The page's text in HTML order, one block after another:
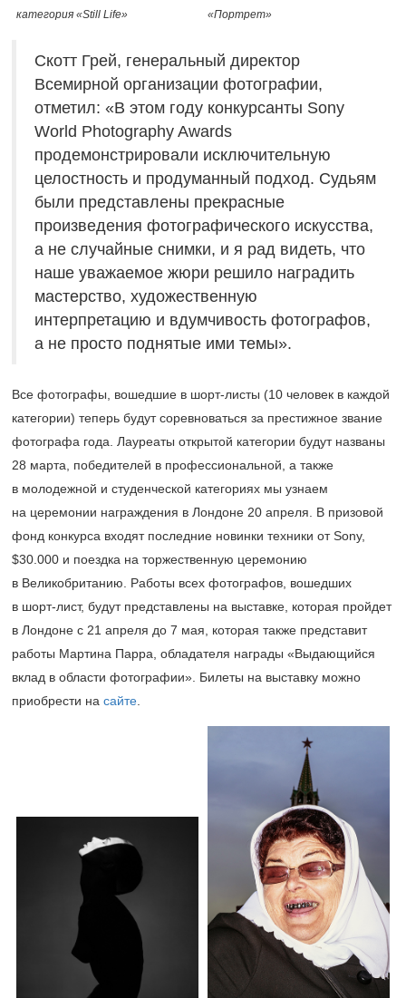
категория «Still Life» «Портрет»
Скотт Грей, генеральный директор
Всемирной организации фотографии,
отметил: «В этом году конкурсанты Sony
World Photography Awards
продемонстрировали исключительную
целостность и продуманный подход. Судьям
были представлены прекрасные
произведения фотографического искусства,
а не случайные снимки, и я рад видеть, что
наше уважаемое жюри решило наградить
мастерство, художественную
интерпретацию и вдумчивость фотографов,
а не просто поднятые ими темы».
Все фотографы, вошедшие в шорт-листы (10 человек в каждой
категории) теперь будут соревноваться за престижное звание
фотографа года. Лауреаты открытой категории будут названы
28 марта, победителей в профессиональной, а также
в молодежной и студенческой категориях мы узнаем
на церемонии награждения в Лондоне 20 апреля. В призовой
фонд конкурса входят последние новинки техники от Sony,
$30.000 и поездка на торжественную церемонию
в Великобританию. Работы всех фотографов, вошедших
в шорт-лист, будут представлены на выставке, которая пройдет
в Лондоне с 21 апреля до 7 мая, которая также представит
работы Мартина Парра, обладателя награды «Выдающийся
вклад в области фотографии». Билеты на выставку можно
приобрести на сайте